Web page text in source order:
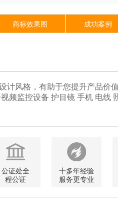
商标效果图 成功案例
计风格，有助于您提升产品价
频监控设备 护目镜 手机 电线
公证处全
程公证
十多年经验
服务更专业